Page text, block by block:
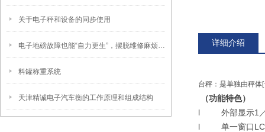
关于电子秤和设备的同步使用
电子地磅故障也能“自力更生”，摆脱维修麻烦之恼
料罐称重系统
天津精诚电子汽车衡的工作原理和组成结构
详细介绍
台秤：是单独由秤
（功能特色）
l 外部显示1
l 单一窗口